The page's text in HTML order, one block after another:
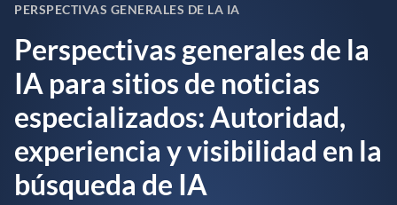
PERSPECTIVAS GENERALES DE LA IA
Perspectivas generales de la
IA para sitios de noticias
especializados: Autoridad,
experiencia y visibilidad en la
búsqueda de IA